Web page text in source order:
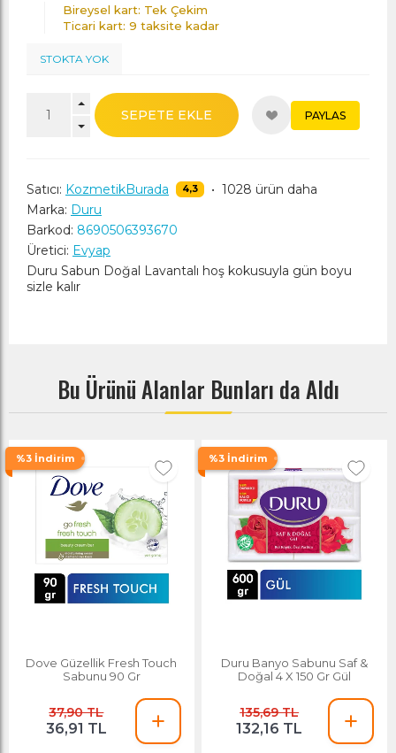
Bireysel kart: Tek Çekim
Ticari kart: 9 taksite kadar
STOKTA YOK
SEPETE EKLE PAYLAS
Satıcı: KozmetikBurada 4,3 • 1028 ürün daha
Marka: Duru
Barkod: 8690506393670
Üretici: Evyap
Duru Sabun Doğal Lavantalı hoş kokusuyla gün boyu
sizle kalır
Bu Ürünü Alanlar Bunları da Aldı
%3 İndirim
Dove Güzellik Fresh Touch
Sabunu 90 Gr
37,90 TL
36,91 TL
%3 İndirim
Duru Banyo Sabunu Saf &
Doğal 4 X 150 Gr Gül
135,69 TL
132,16 TL